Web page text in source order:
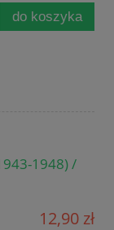
do koszyka
1948) /
12,90 zł